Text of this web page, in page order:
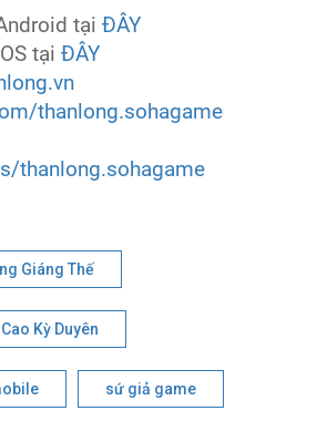
tạiĐÂY
tạiĐÂY
thanlong.sohagame
thanlong.sohagame
Giáng Thế
Kỳ Duyên
sứ giả game